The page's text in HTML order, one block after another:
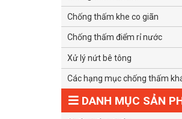
Chống thấm khe co giãn
Chống thấm điểm rỉ nước
Xử lý nứt bê tông
Các hạng mục chống thấm
DANH MỤC SẢN